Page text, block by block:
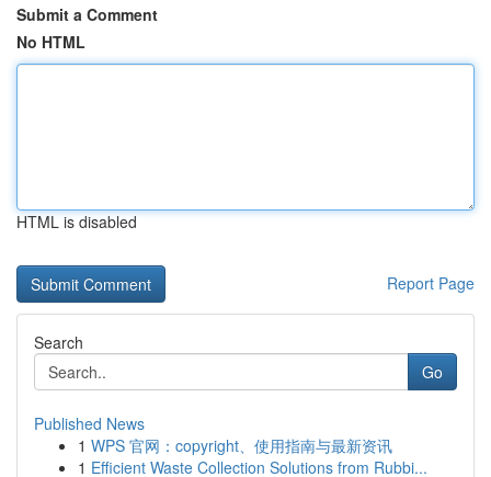
Submit a Comment
No HTML
HTML is disabled
Report Page
Search
Go
Published News
1 WPS 官网：copyright、使用指南与最新资讯
1 Efficient Waste Collection Solutions from Rubbi...